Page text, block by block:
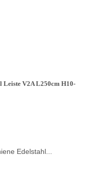
Leiste V2A L250cm H10-